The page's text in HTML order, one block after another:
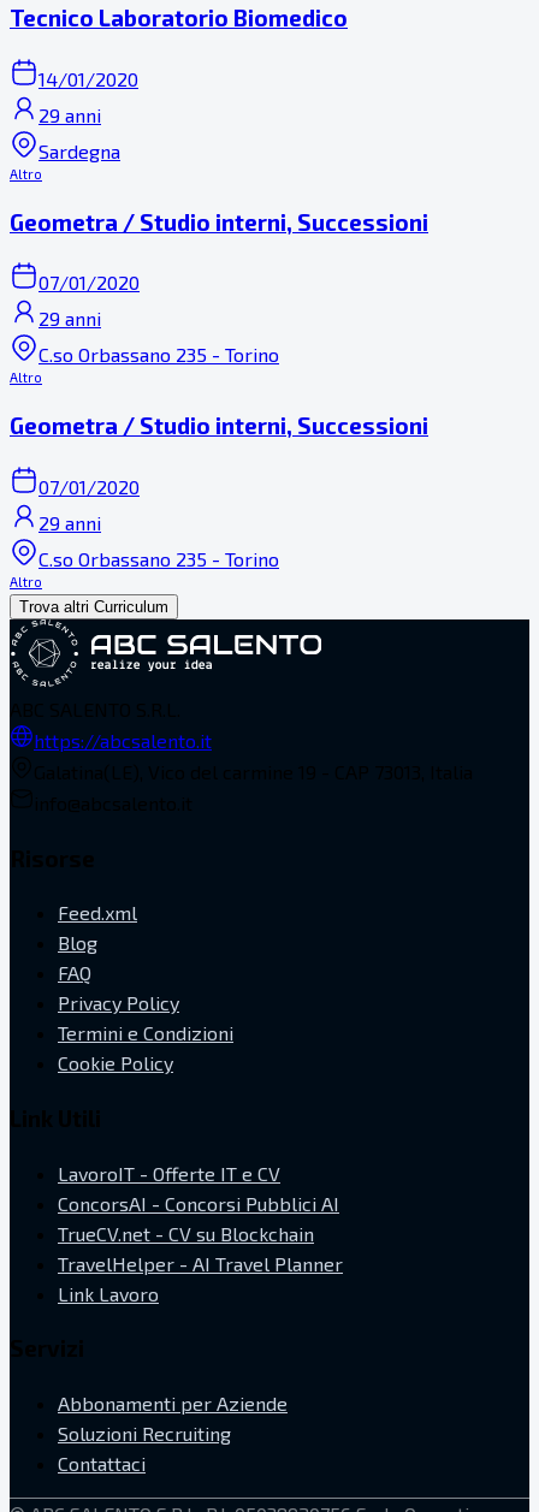
Tecnico Laboratorio Biomedico
14/01/2020
29 anni
Sardegna
Altro
Geometra / Studio interni, Successioni
07/01/2020
29 anni
C.so Orbassano 235 - Torino
Altro
Geometra / Studio interni, Successioni
07/01/2020
29 anni
C.so Orbassano 235 - Torino
Altro
Trova altri Curriculum
https://abcsalento.it
Feed.xml
Blog
FAQ
Privacy Policy
Termini e Condizioni
Cookie Policy
LavoroIT - Offerte IT e CV
ConcorsAI - Concorsi Pubblici AI
TrueCV.net - CV su Blockchain
TravelHelper - AI Travel Planner
Link Lavoro
Abbonamenti per Aziende
Soluzioni Recruiting
Contattaci